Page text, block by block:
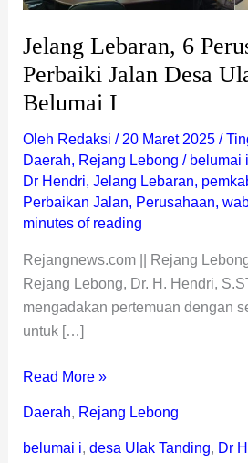
Jelang Lebaran, 6
Perbaiki Jalan Desa
Belumai I
Oleh Redaksi / 20 Maret 2025 /
Daerah, Rejang Lebong / belumai i
Dr Hendri, Jelang Lebaran,
Perbaikan Jalan, Perusahaan,
minutes of reading
Rejangnews.com || Rejang
Rejang Lebong, Dr. H. Hendri,
mengadakan pertemuan dengan
untuk […]
Belumai
I
Read More »
Daerah, Rejang Lebong
belumai i, desa Ulak Tanding, Dr